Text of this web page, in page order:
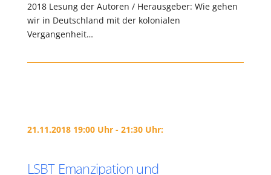
2018 Lesung der Autoren / Herausgeber: Wie gehen
wir in Deutschland mit der kolonialen
Vergangenheit…
21.11.2018 19:00 Uhr - 21:30 Uhr:
LSBT Emanzipation und